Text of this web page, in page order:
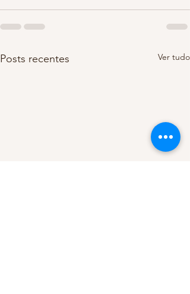
Posts recentes Ver tudo